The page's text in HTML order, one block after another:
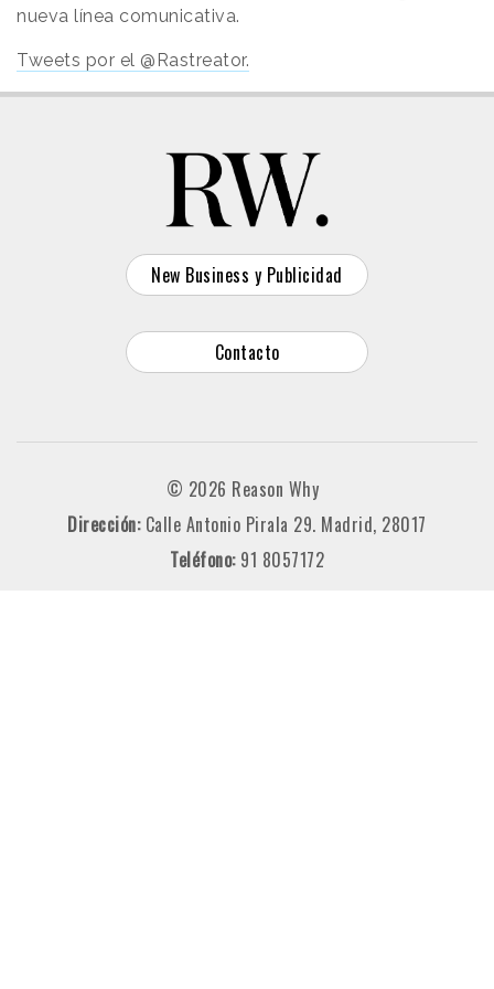
nueva línea comunicativa.
Tweets por el @Rastreator.
New Business y Publicidad
Contacto
© 2026 Reason Why
Dirección: Calle Antonio Pirala 29. Madrid, 28017
Teléfono: 91 8057172